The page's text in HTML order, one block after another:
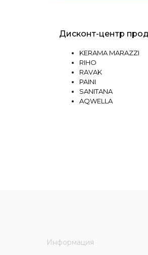
Дисконт-центр
KERAMA MARAZZI
RIHO
RAVAK
PAINI
SANITANA
AQWELLA
Информация